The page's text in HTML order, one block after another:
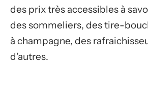
des prix très accessibles à
des sommeliers, des tire-
à champagne, des
d’autres.